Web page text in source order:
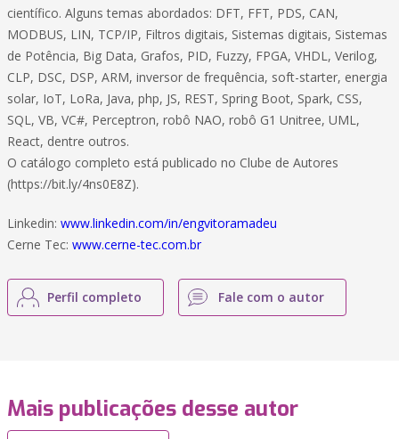
científico. Alguns temas abordados: DFT, FFT, PDS, CAN,
MODBUS, LIN, TCP/IP, Filtros digitais, Sistemas digitais, Sistemas
de Potência, Big Data, Grafos, PID, Fuzzy, FPGA, VHDL, Verilog,
CLP, DSC, DSP, ARM, inversor de frequência, soft-starter, energia
solar, IoT, LoRa, Java, php, JS, REST, Spring Boot, Spark, CSS,
SQL, VB, VC#, Perceptron, robô NAO, robô G1 Unitree, UML,
React, dentre outros.
O catálogo completo está publicado no Clube de Autores
(https://bit.ly/4ns0E8Z).
Linkedin: www.linkedin.com/in/engvitoramadeu
Cerne Tec: www.cerne-tec.com.br
Perfil completo Fale com o autor
Mais publicações desse autor